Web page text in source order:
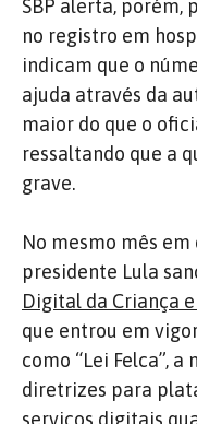
SBP alerta, porém,
no registro em
indicam que o
ajuda através da
maior do que o
ressaltando que a
grave.
No mesmo mês
presidente Lula
Digital da Criança
que entrou em
como “Lei Felca”,
diretrizes para
serviços digitais